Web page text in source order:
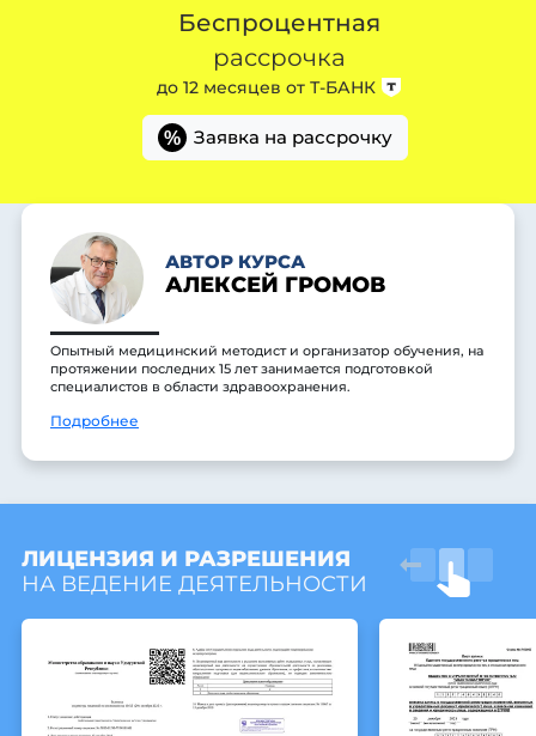
Беспроцентная
рассрочка
до 12 месяцев от Т-БАНК
% Заявка на рассрочку
АВТОР КУРСА
АЛЕКСЕЙ ГРОМОВ
Опытный медицинский методист и организатор обучения, на
протяжении последних 15 лет занимается подготовкой
специалистов в области здравоохранения.
Подробнее
ЛИЦЕНЗИЯ И РАЗРЕШЕНИЯ
НА ВЕДЕНИЕ ДЕЯТЕЛЬНОСТИ